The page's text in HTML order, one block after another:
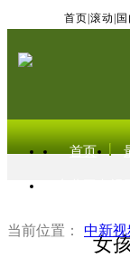
首页 滚动
首页
当前位置： 中新视
女